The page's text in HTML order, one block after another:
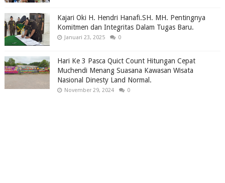
Kajari Oki H. Hendri Hanafi.SH. MH. Pentingnya
Komitmen dan Integritas Dalam Tugas Baru.
Januari 23, 2025 0
Hari Ke 3 Pasca Quict Count Hitungan Cepat
Muchendi Menang Suasana Kawasan Wisata
Nasional Dinesty Land Normal.
November 29, 2024 0